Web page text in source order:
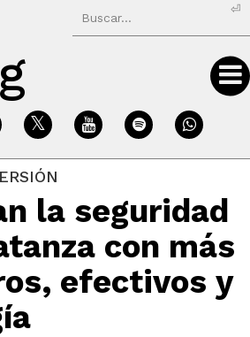
⏎
la seguridad
con más
efectivos y